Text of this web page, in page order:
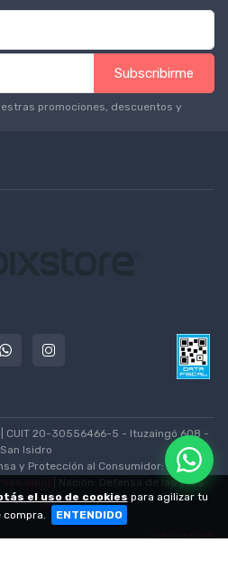
Subscribirme
promociones, descuentos y
| CUIT 20-30556466-5 - Ituzaingó 608 -
San Isidro
y Protección al Consumidor: Para
| Nación: Defensa de las y los
[ingrese aquí].
nubixstore®
el uso de cookies para agilizar tu
compra.
ENTENDIDO